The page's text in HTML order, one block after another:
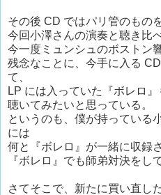
その後 CD ではパリ管のもの
今回小澤さんの演奏と聴き比
今一度ミュンシュのボストン
残念なことに、今手に入る
て、
LP には入っていた『ボレロ
聴いてみたいと思っている。
というのも、僕が持っている
には
何と『ボレロ』が一緒に収録
『ボレロ』でも師弟対決をし
さてそこで、新たに買い直し